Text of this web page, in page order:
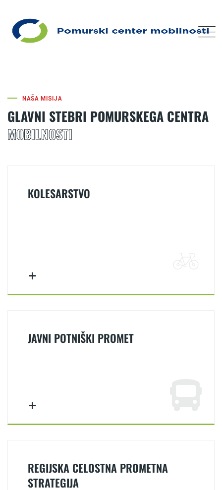
NAŠA MISIJA
GLAVNI STEBRI POMURSKEGA CENTRA
MOBILNOSTI
KOLESARSTVO
JAVNI POTNIŠKI PROMET
REGIJSKA CELOSTNA PROMETNA
STRATEGIJA